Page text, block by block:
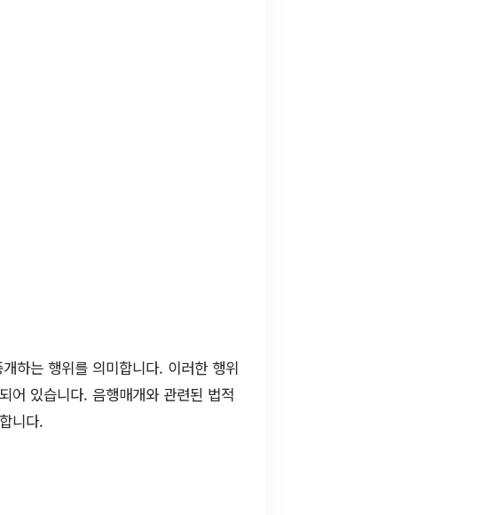
하는 행위를 의미합니다. 이러한 행위
어 있습니다. 음행매개와 관련된 법적
니다.